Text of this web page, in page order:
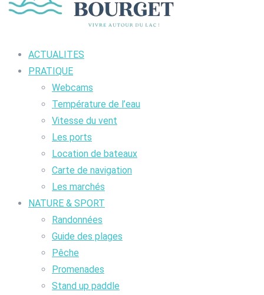
ACTUALITES
PRATIQUE
Webcams
Température de l’eau
Vitesse du vent
Les ports
Location de bateaux
Carte de navigation
Les marchés
NATURE & SPORT
Randonnées
Guide des plages
Pêche
Promenades
Stand up paddle